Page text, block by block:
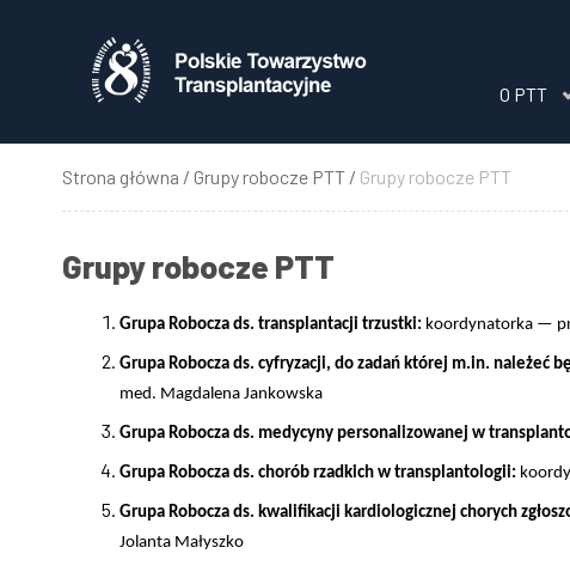
O PTT
Ścieżka
nawigacyjna
Strona główna Grupy robocze PTT Grupy robocze PTT
Grupy robocze PTT
Grupa Robocza ds. transplantacji trzustki: koordynatorka —
Grupa Robocza ds. cyfryzacji, do zadań której m.in. należeć
med. Magdalena Jankowska
Grupa Robocza ds. medycyny personalizowanej w
Grupa Robocza ds. chorób rzadkich w transplantologii:
Grupa Robocza ds. kwalifikacji kardiologicznej chorych
Jolanta Małyszko